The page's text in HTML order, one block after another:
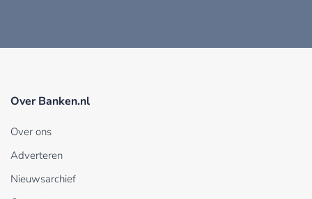
Over Banken.nl
Over ons
Adverteren
Nieuwsarchief